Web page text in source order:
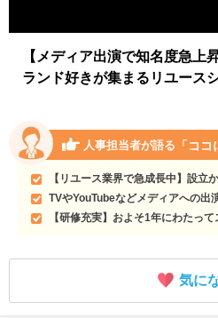
【メディア出演で知名度急上
ランド好きが集まるリユース
人事担当者が語る 「ココ
【リユース業界で急成長中】設立
TVやYouTubeなどメディアへの出
【研修充実】およそ1年にわたっ
気に